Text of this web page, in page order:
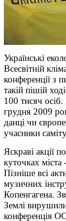
Українські
Всесвітній
конференції з
такій пішій
100 тисяч
грудня 2009
данці чи
учасники
Яскраві акції
куточках міста
Пізніше всі
музичних
Копенгагена.
Землі
конференція